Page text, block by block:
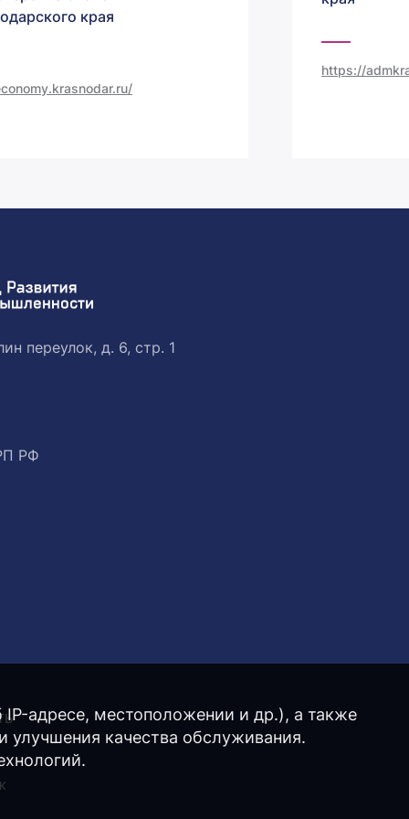
края
https://
переулок, д. 6, стр. 1
РФ
адресе, местоположении и др.), а также
качества обслуживания.